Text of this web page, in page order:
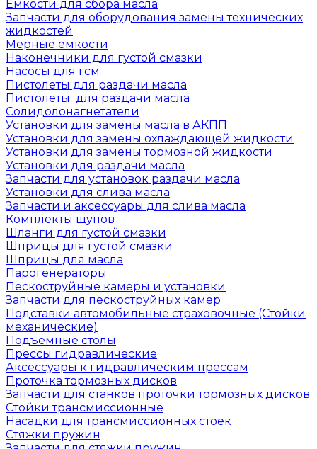
Емкости для сбора масла
Запчасти для оборудования замены технических
жидкостей
Мерные емкости
Наконечники для густой смазки
Насосы для гсм
Пистолеты для раздачи масла
Пистолеты для раздачи масла
Солидолонагнетатели
Установки для замены масла в АКПП
Установки для замены охлаждающей жидкости
Установки для замены тормозной жидкости
Установки для раздачи масла
Запчасти для установок раздачи масла
Установки для слива масла
Запчасти и аксессуары для слива масла
Комплекты щупов
Шланги для густой смазки
Шприцы для густой смазки
Шприцы для масла
Парогенераторы
Пескоструйные камеры и установки
Запчасти для пескоструйных камер
Подставки автомобильные страховочные (Стойки
механические)
Подъемные столы
Прессы гидравлические
Аксессуары к гидравлическим прессам
Проточка тормозных дисков
Запчасти для станков проточки тормозных дисков
Стойки трансмиссионные
Насадки для трансмиссионных стоек
Стяжки пружин